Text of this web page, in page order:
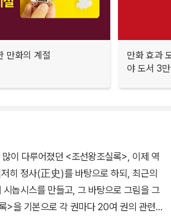
만화의 계절
만화 효과
야 도서 3
이 다루어졌던 <조선왕조실록>, 이제 역
히 정사(正史)를 바탕으로 하되, 최근의
놉시스를 만들고, 그 바탕으로 그림을 그
>을 기본으로 각 권마다 20여 권의 관련